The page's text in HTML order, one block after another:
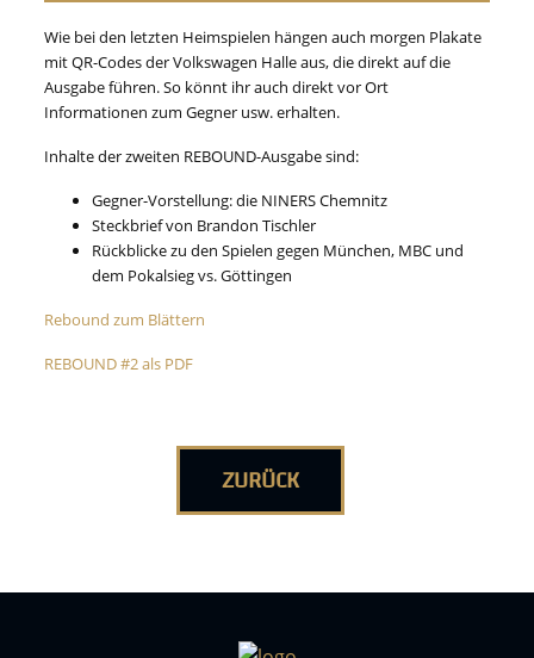
Wie bei den letzten Heimspielen hängen auch morgen Plakate
mit QR-Codes der Volkswagen Halle aus, die direkt auf die
Ausgabe führen. So könnt ihr auch direkt vor Ort
Informationen zum Gegner usw. erhalten.
Inhalte der zweiten REBOUND-Ausgabe sind:
Gegner-Vorstellung: die NINERS Chemnitz
Steckbrief von Brandon Tischler
Rückblicke zu den Spielen gegen München, MBC und
dem Pokalsieg vs. Göttingen
Rebound zum Blättern
REBOUND #2 als PDF
ZURÜCK